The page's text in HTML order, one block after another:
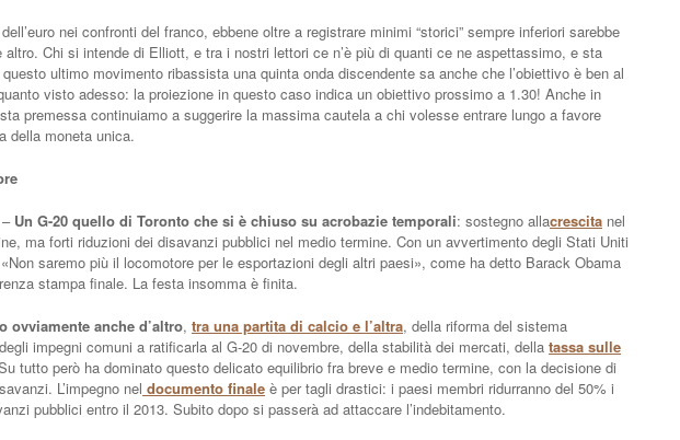
nei confronti del franco, ebbene oltre a registrare minimi “storici” sempre inferiori sarebbe
altro. Chi si intende di Elliott, e tra i nostri lettori ce n’è più di quanti ce ne aspettassimo, e sta
ultimo movimento ribassista una quinta onda discendente sa anche che l’obiettivo è ben al
visto adesso: la proiezione in questo caso indica un obiettivo prossimo a 1.30! Anche in
premessa continuiamo a suggerire la massima cautela a chi volesse entrare lungo a favore
della moneta unica.
Un G-20 quello di Toronto che si è chiuso su acrobazie temporali: sostegno allacrescita nel
ma forti riduzioni dei disavanzi pubblici nel medio termine. Con un avvertimento degli Stati Uniti
«Non saremo più il locomotore per le esportazioni degli altri paesi», come ha detto Barack Obama
stampa finale. La festa insomma è finita.
ovviamente anche d’altro, tra una partita di calcio e l’altra, della riforma del sistema
impegni comuni a ratificarla al G-20 di novembre, della stabilità dei mercati, della tassa sulle
tutto però ha dominato questo delicato equilibrio fra breve e medio termine, con la decisione di
L’impegno nel documento finale è per tagli drastici: i paesi membri ridurranno del 50% i
pubblici entro il 2013. Subito dopo si passerà ad attaccare l’indebitamento.